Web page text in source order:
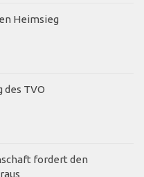
Heimsieg
des TVO
fordert den